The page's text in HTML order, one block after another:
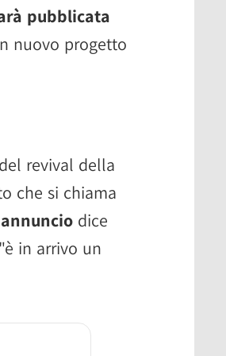
pubblicata
nuovo progetto
revival della
che si chiama
dice
in arrivo un